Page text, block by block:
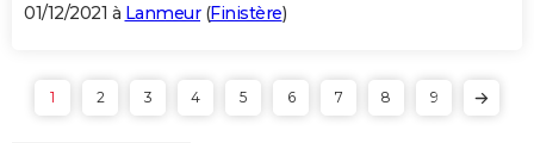
01/12/2021 à Lanmeur(Finistère)
1 2 3 4 5 6 7 8 9